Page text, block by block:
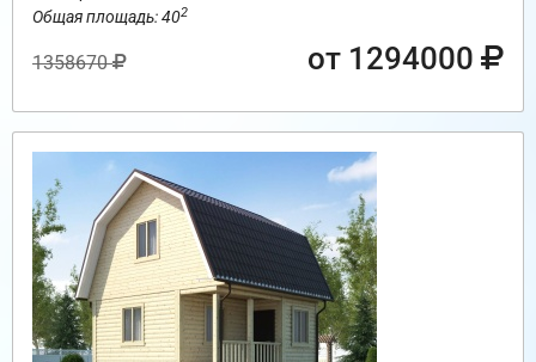
Общая площадь: 402
1358670 от 1294000